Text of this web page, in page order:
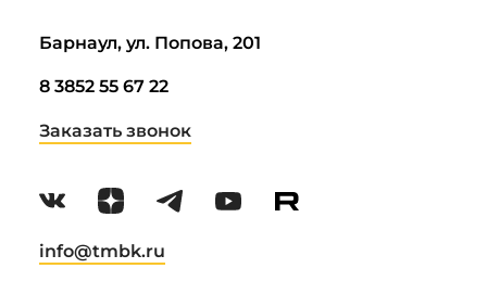
Барнаул, ул. Попова, 201
8 3852 55 67 22
Заказать звонок
info@tmbk.ru